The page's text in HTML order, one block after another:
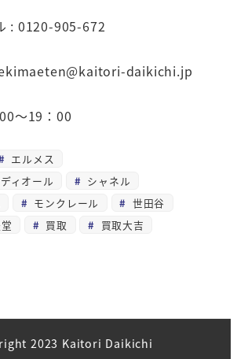
: 0120-905-672
daikichi.jp
～19：00
エルメス
ィオール
シャネル
モンクレール
世田谷
買取 買取大吉
2023 Kaitori Daikichi